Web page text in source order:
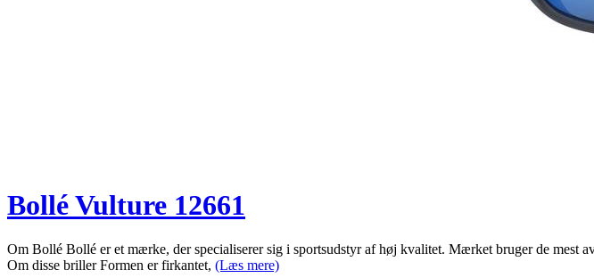
Bollé Vulture 12661
Om Bollé Bollé er et mærke, der specialiserer sig i sportsudstyr af høj kvalitet. Mærket bruger de mest
Om disse briller Formen er firkantet, (Læs mere)